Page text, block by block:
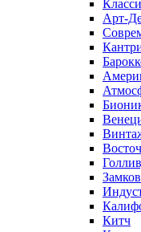
Арт-
Китч